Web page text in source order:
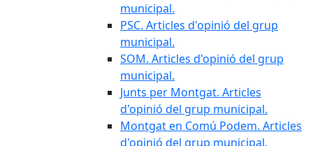
municipal.
PSC. Articles d'opinió del grup
municipal.
SOM. Articles d'opinió del grup
municipal.
Junts per Montgat. Articles
d'opinió del grup municipal.
Montgat en Comú Podem. Articles
d'opinió del grup municipal.